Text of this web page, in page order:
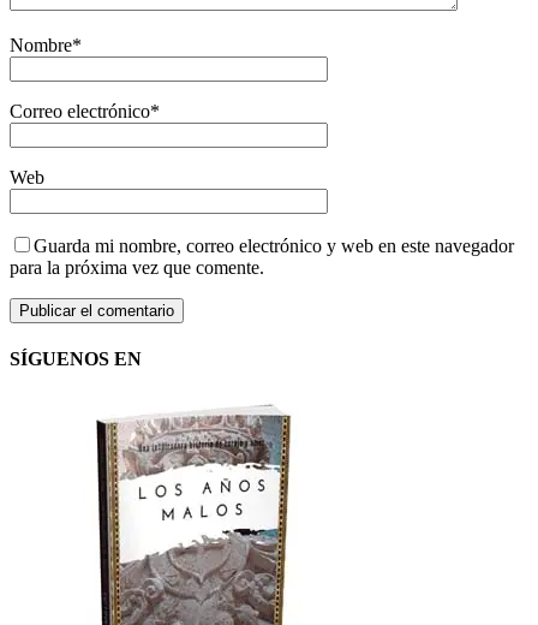
Nombre*
Correo electrónico*
Web
Guarda mi nombre, correo electrónico y web en este navegador
para la próxima vez que comente.
SÍGUENOS EN